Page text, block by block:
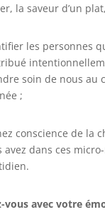
la saveur d’un
les personnes
soin de nous au
;
conscience de la
avez dans ces
vous avec votre